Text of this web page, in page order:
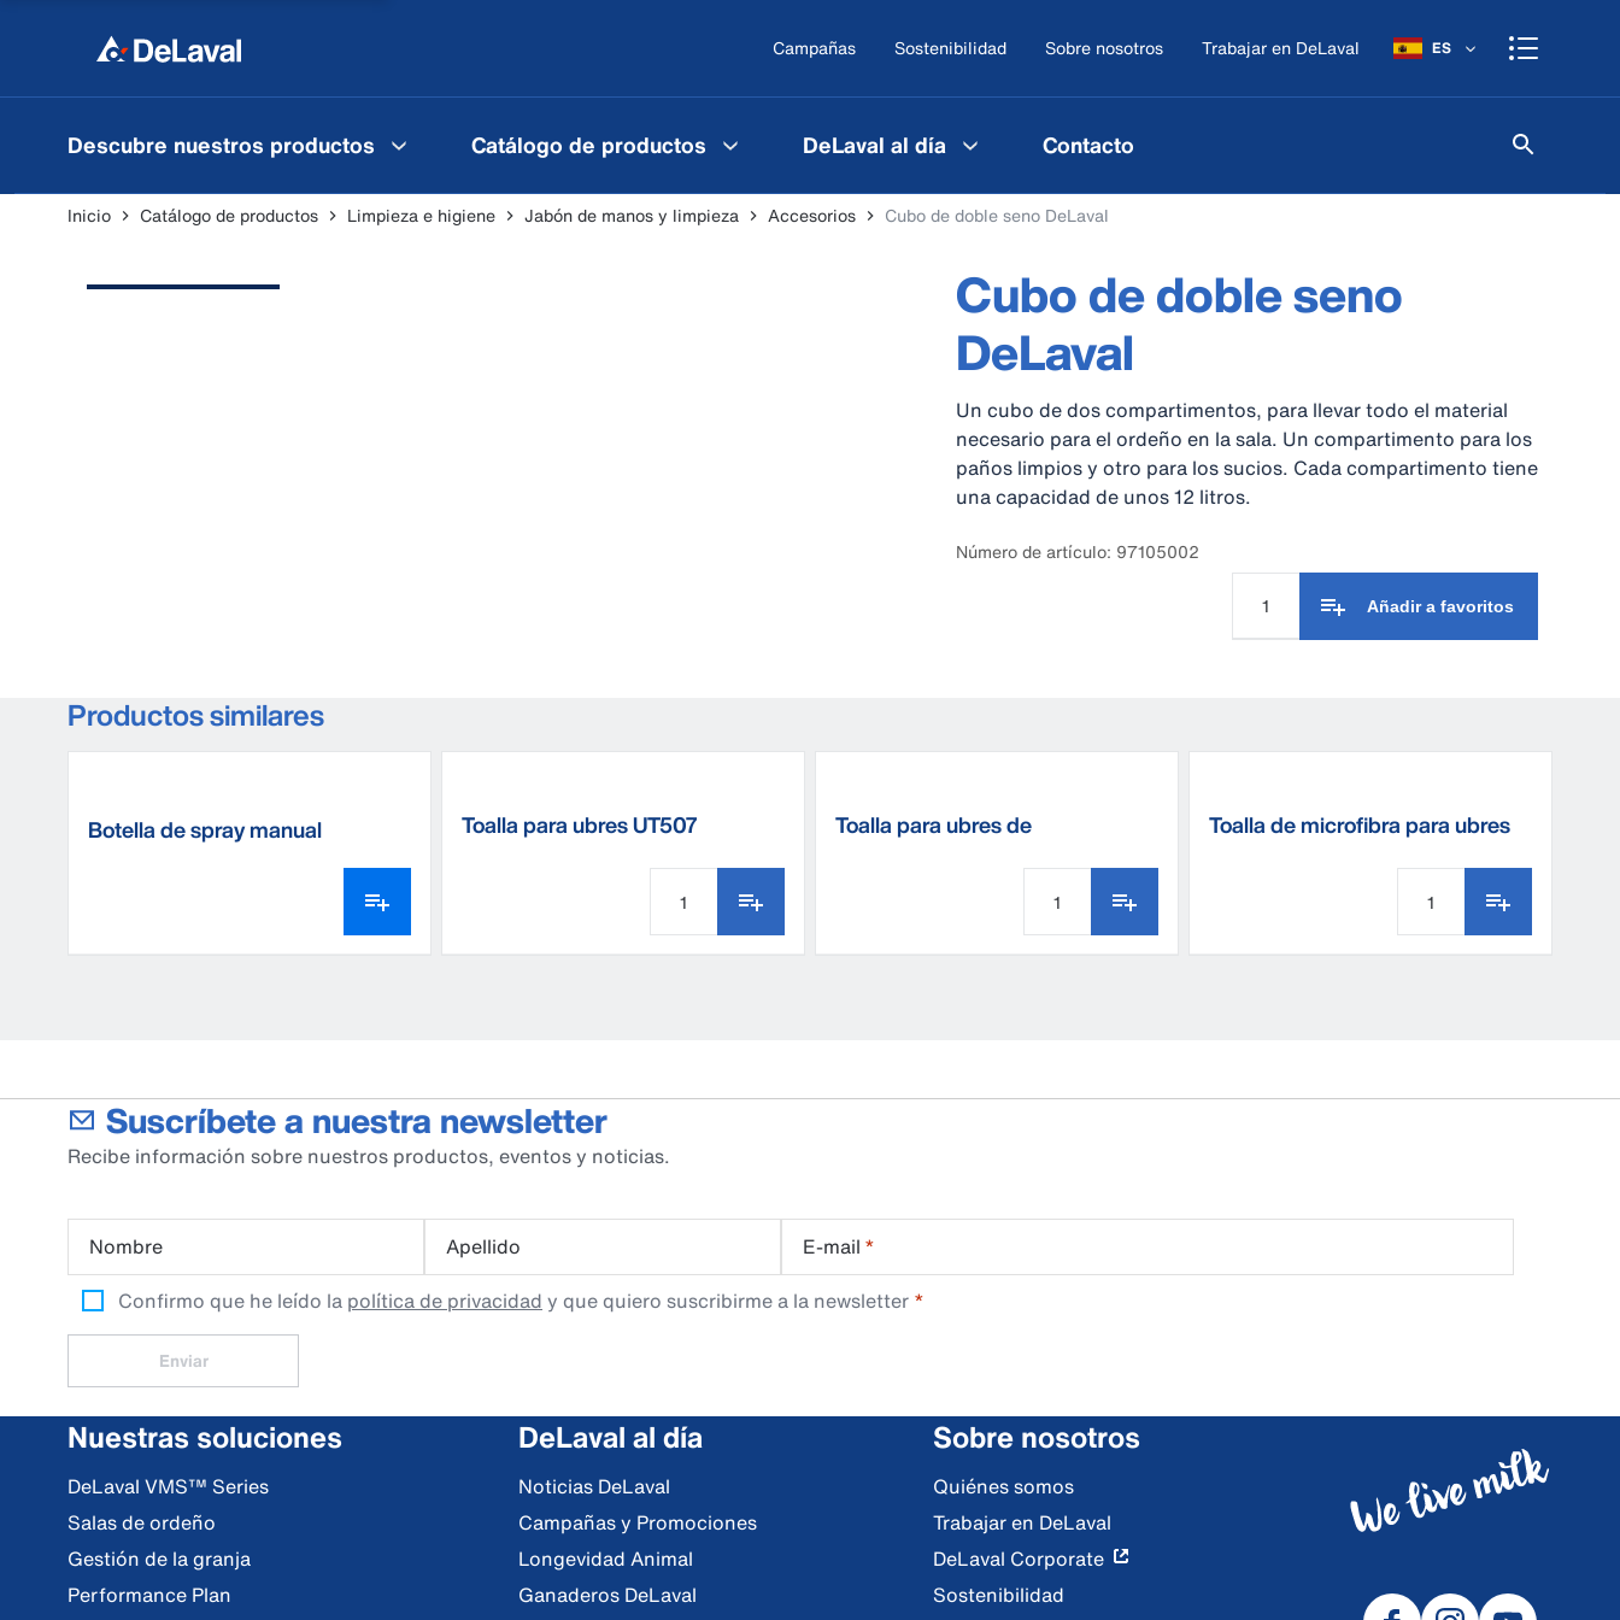
Campañas Sostenibilidad Sobre nosotros Trabajar en DeLaval ES
Descubre nuestros productos Catálogo de productos DeLaval al día Contacto
Inicio Catálogo de productos Limpieza e higiene Jabón de manos y limpieza Accesorios Cubo de doble seno DeLaval
Cubo de doble seno
DeLaval
Un cubo de dos compartimentos, para llevar todo el material
necesario para el ordeño en la sala. Un compartimento para los
paños limpios y otro para los sucios. Cada compartimento tiene
una capacidad de unos 12 litros.
Número de artículo: 97105002
Añadir a favoritos
Productos similares
Botella de spray manual Toalla para ubres UT507
Toalla para ubres de
Toalla de microfibra para ubres
Suscríbete a nuestra newsletter
Recibe información sobre nuestros productos, eventos y noticias.
Nombre Apellido E-mail *
Confirmo que he leído la política de privacidad y que quiero suscribirme a la newsletter
Enviar
Nuestras soluciones
DeLaval VMS™ Series
Salas de ordeño
Gestión de la granja
Performance Plan
DeLaval al día
Noticias DeLaval
Campañas y Promociones
Longevidad Animal
Ganaderos DeLaval
Sobre nosotros
Quiénes somos
Trabajar en DeLaval
DeLaval Corporate
Sostenibilidad